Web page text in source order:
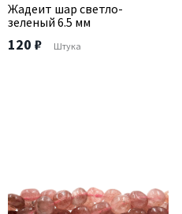
Жадеит шар светло-
зеленый 6.5 мм
120 ₽ Штука